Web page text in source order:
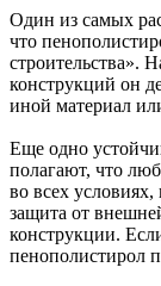
Один из самых
что
строительства».
конструкций он
иной материал
Еще одно
полагают, что
во всех
защита от
конструкции.
пенополистирол